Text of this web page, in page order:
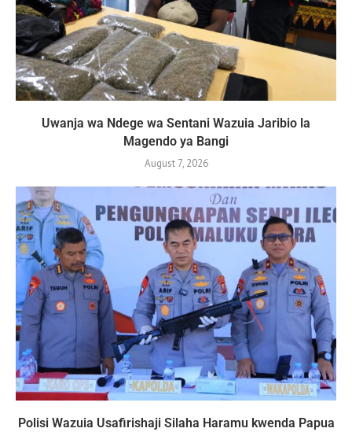
Uwanja wa Ndege wa Sentani Wazuia Jaribio la
Magendo ya Bangi
August 7, 2026
Polisi Wazuia Usafirishaji Silaha Haramu kwenda Papua